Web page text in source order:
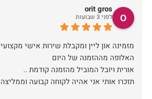
orit gros
לפני 3 שבועות
מזמינה און ליין ומקבלת שירות אישי
תזכרו אותי אני אהיה לקוחה קבועה וממליצה